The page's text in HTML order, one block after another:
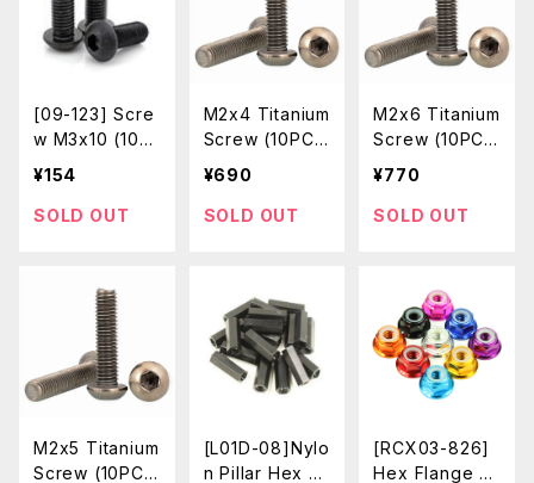
[09-123] Scre
w M3x10 (10p
cs / Socket H
y Steel / Class
¥154
SOLD OUT
M2x4 Titanium
Screw (10PC
S)
¥690
SOLD OUT
M2x6 Titanium
Screw (10PC
S)
¥770
SOLD OUT
M2x5 Titanium
Screw (10PC
[L01D-08]Nylo
n Pillar Hex S
[RCX03-826]
Hex Flange M